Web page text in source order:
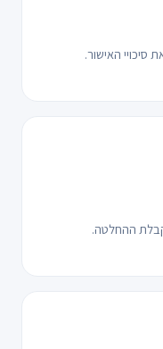
סיכויי האישור.
קבלת ההחלטה.